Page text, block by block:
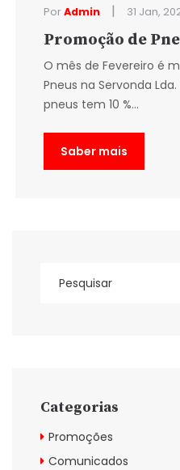
PorAdmin | 31 Jan,
Promoção de
O mês de Fevereiro é
Pneus na Servonda
pneus tem 10 %...
Saber mais
Categorias
Promoções
Comunicados